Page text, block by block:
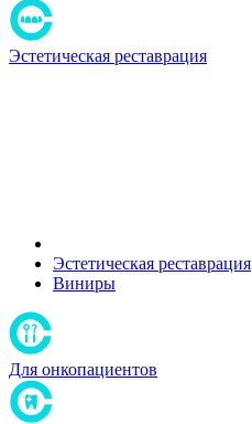
Эстетическая реставрация
Эстетическая реставрация
Виниры
Для онкопациентов